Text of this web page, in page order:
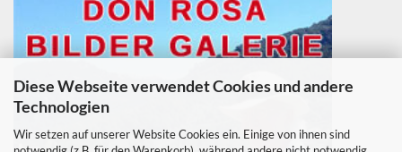
Diese Webseite verwendet Cookies und andere
Technologien
Wir setzen auf unserer Website Cookies ein. Einige von ihnen sind